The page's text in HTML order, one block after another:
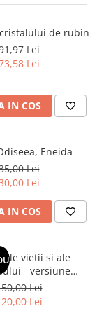
de rubin
Lei
Lei
IN COS
Eneida
Lei
Lei
IN COS
vietii si ale
- versiune
1939. Volumele I-
colectie -Scarlat
Lei
Lei